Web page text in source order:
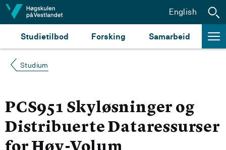
Hopp til innhald
Studietilbod Forsking Samarbeid
English
Studium
PCS951 Skyløsninger og
Distribuerte Dataressurser